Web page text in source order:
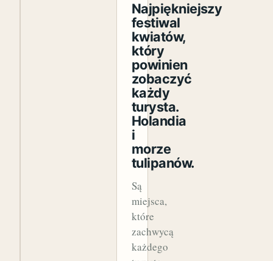
Najpiękniejszy
festiwal
kwiatów,
który
powinien
zobaczyć
każdy
turysta.
Holandia
i
morze
tulipanów.
Są
miejsca,
które
zachwycą
każdego